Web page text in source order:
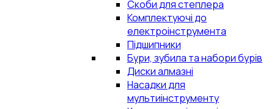
Скоби для степлера
Комплектуючі до
електроінструмента
Підшипники
Бури, зубила та набори бурів
Диски алмазні
Насадки для
мультиінструменту